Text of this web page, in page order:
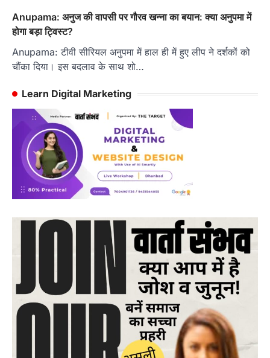
Anupama: अनुज की वापसी पर गौरव खन्ना का बयान: क्या अनुपमा में
होगा बड़ा ट्विस्ट?
Anupama: टीवी सीरियल अनुपमा में हाल ही में हुए लीप ने दर्शकों को
चौंका दिया। इस बदलाव के साथ शो…
Learn Digital Marketing